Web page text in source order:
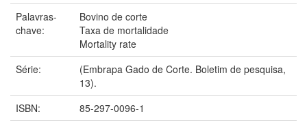
Palavras-
chave:
Bovino de corte
Taxa de mortalidade
Mortality rate
Série:
(Embrapa Gado de Corte. Boletim de pesquisa,
13).
ISBN:
85-297-0096-1